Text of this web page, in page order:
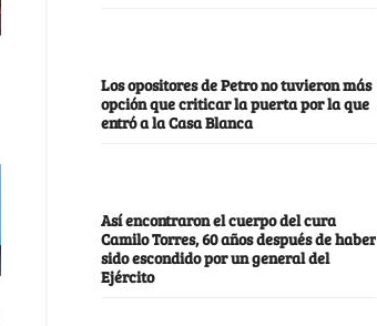
Los opositores de Petro no tuvieron más
opción que criticar la puerta por la que
entró a la Casa Blanca
Así encontraron el cuerpo del cura
Camilo Torres, 60 años después de haber
sido escondido por un general del
Ejército